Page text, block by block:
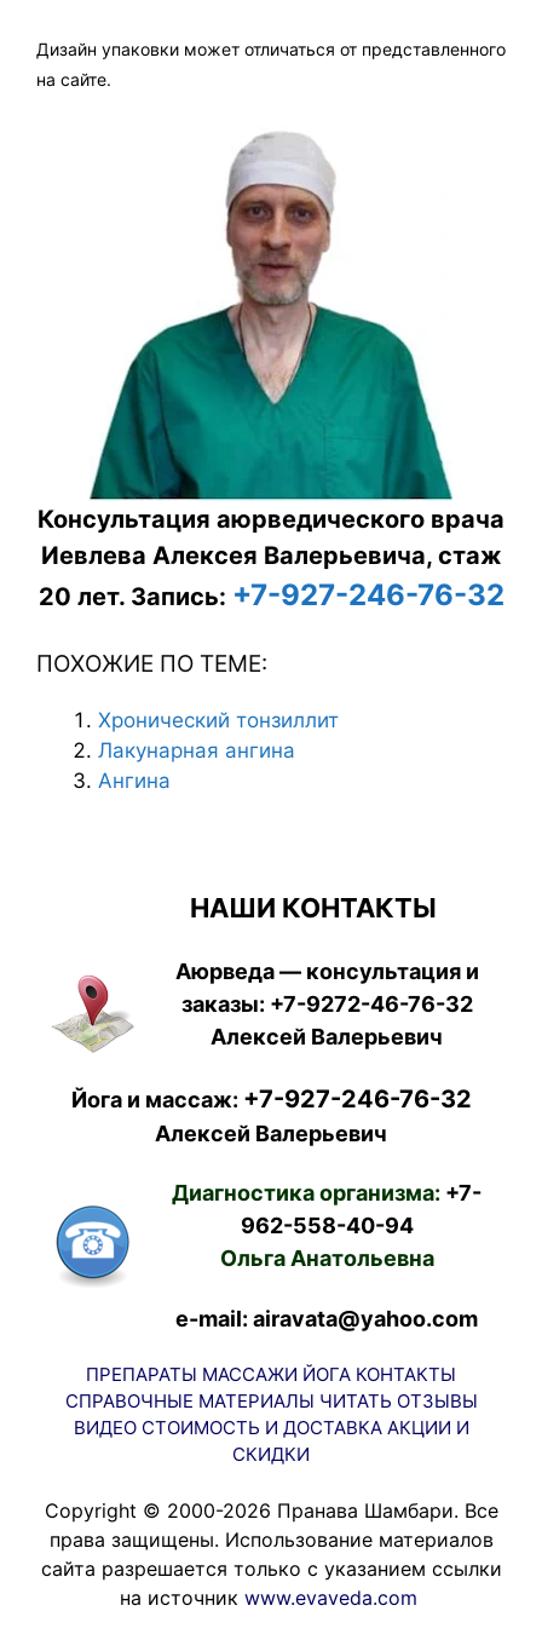
Дизайн упаковки может отличаться от представленного
на сайте.
Консультация аюрведического врача
Иевлева Алексея Валерьевича, стаж
20 лет. Запись: +7-927-246-76-32
ПОХОЖИЕ ПО ТЕМЕ:
Хронический тонзиллит
Лакунарная ангина
Ангина
НАШИ КОНТАКТЫ
Аюрведа — консультация и
заказы: +7-9272-46-76-32
Алексей Валерьевич
Йога и массаж: +7-927-246-76-32
Алексей Валерьевич
Диагностика организма: +7-
962-558-40-94
Ольга Анатольевна
e-mail: airavata@yahoo.com
ПРЕПАРАТЫ МАССАЖИ ЙОГА КОНТАКТЫ
СПРАВОЧНЫЕ МАТЕРИАЛЫ ЧИТАТЬ ОТЗЫВЫ
ВИДЕО СТОИМОСТЬ И ДОСТАВКА АКЦИИ И
СКИДКИ
Copyright © 2000-2026 Пранава Шамбари. Все
права защищены. Использование материалов
сайта разрешается только с указанием ссылки
на источник www.evaveda.com